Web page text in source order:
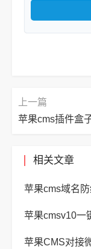
上一篇
相关文章
苹果cms域名
苹果cmsv10一
苹果CMS对接